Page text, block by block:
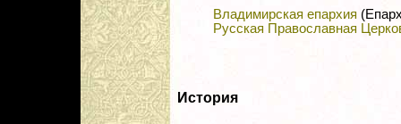
Владимирская епархия
Русская Православная
История